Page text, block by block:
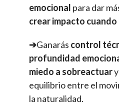
emocional para dar
crear impacto
➔Ganarás control
profundidad
miedo a sobreactuar
equilibrio entre el
la naturalidad.